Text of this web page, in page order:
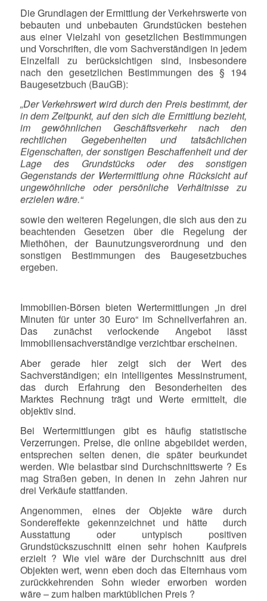
Die Grundlagen der Ermittlung der Verkehrswerte von
bebauten und unbebauten Grundstücken bestehen
aus einer Vielzahl von gesetzlichen Bestimmungen
und Vorschriften, die vom Sachverständigen in jedem
Einzelfall zu berücksichtigen sind, insbesondere
nach den gesetzlichen Bestimmungen des § 194
Baugesetzbuch (BauGB):
„Der Verkehrswert wird durch den Preis bestimmt, der
in dem Zeitpunkt, auf den sich die Ermittlung bezieht,
im gewöhnlichen Geschäftsverkehr nach den
rechtlichen Gegebenheiten und tatsächlichen
Eigenschaften, der sonstigen Beschaffenheit und der
Lage des Grundstücks oder des sonstigen
Gegenstands der Wertermittlung ohne Rücksicht auf
ungewöhnliche oder persönliche Verhältnisse zu
erzielen wäre.“
sowie den weiteren Regelungen, die sich aus den zu
beachtenden Gesetzen über die Regelung der
Miethöhen, der Baunutzungsverordnung und den
sonstigen Bestimmungen des Baugesetzbuches
ergeben.
Immobilien-Börsen bieten Wertermittlungen „in drei
Minuten für unter 30 Euro“ im Schnellverfahren an.
Das zunächst verlockende Angebot lässt
Immobiliensachverständige verzichtbar erscheinen.
Aber gerade hier zeigt sich der Wert des
Sachverständigen; ein intelligentes Messinstrument,
das durch Erfahrung den Besonderheiten des
Marktes Rechnung trägt und Werte ermittelt, die
objektiv sind.
Bei Wertermittlungen gibt es häufig statistische
Verzerrungen. Preise, die online abgebildet werden,
entsprechen selten denen, die später beurkundet
werden. Wie belastbar sind Durchschnittswerte ? Es
mag Straßen geben, in denen in zehn Jahren nur
drei Verkäufe stattfanden.
Angenommen, eines der Objekte wäre durch
Sondereffekte gekennzeichnet und hätte durch
Ausstattung oder untypisch positiven
Grundstückszuschnitt einen sehr hohen Kaufpreis
erzielt ? Wie viel wäre der Durchschnitt aus drei
Objekten wert, wenn eben doch das Elternhaus vom
zurückkehrenden Sohn wieder erworben worden
wäre – zum halben marktüblichen Preis ?